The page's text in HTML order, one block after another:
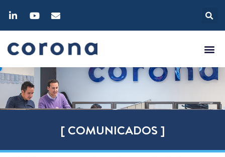
[ COMUNICADOS ]